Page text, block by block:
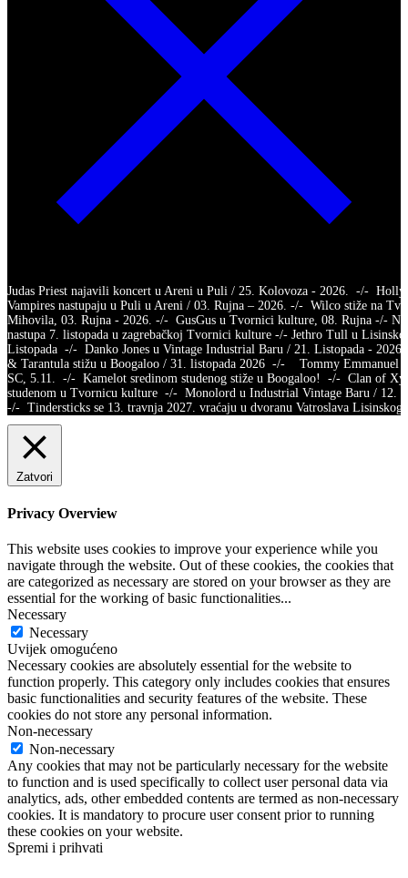
Judas Priest najavili koncert u Areni u Puli / 25. Kolovoza - 2026. -/-
Vampires nastupaju u Puli u Areni / 03. Rujna – 2026. -/- Wilco stiže na
Mihovila, 03. Rujna - 2026. -/- GusGus u Tvornici kulture, 08. Rujna -/-
nastupa 7. listopada u zagrebačkoj Tvornici kulture -/- Jethro Tull u
Listopada -/- Danko Jones u Vintage Industrial Baru / 21. Listopada -
& Tarantula stižu u Boogaloo / 31. listopada 2026 -/- Tommy Emmanuel
SC, 5.11. -/- Kamelot sredinom studenog stiže u Boogaloo! -/- Clan of
studenom u Tvornicu kulture -/- Monolord u Industrial Vintage Baru / 12.
-/- Tindersticks se 13. travnja 2027. vraćaju u dvoranu Vatroslava
Zatvori
Privacy Overview
This website uses cookies to improve your experience while you
navigate through the website. Out of these cookies, the cookies that
are categorized as necessary are stored on your browser as they are
essential for the working of basic functionalities...
Necessary
Necessary
Uvijek omogućeno
Necessary cookies are absolutely essential for the website to
function properly. This category only includes cookies that ensures
basic functionalities and security features of the website. These
cookies do not store any personal information.
Non-necessary
Non-necessary
Any cookies that may not be particularly necessary for the website
to function and is used specifically to collect user personal data via
analytics, ads, other embedded contents are termed as non-necessary
cookies. It is mandatory to procure user consent prior to running
these cookies on your website.
Spremi i prihvati